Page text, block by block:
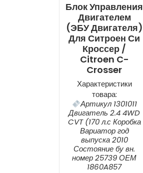
Блок Управления
Двигателем
(ЭБУ Двигателя)
Для Ситроен Си
Кроссер /
Citroen C-
Crosser
Характеристики
товара:
Артикул 1301011
Двигатель 2.4 4WD
CVT (170 л.с Коробка
Вариатор год
выпуска 2010
Состояние бу вн.
номер 25739 ОЕМ
1860A857